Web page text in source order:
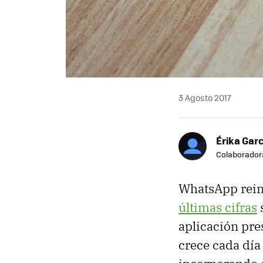
3 Agosto 2017
Érika
WhatsApp
últimas cifras
aplicación
crece cada